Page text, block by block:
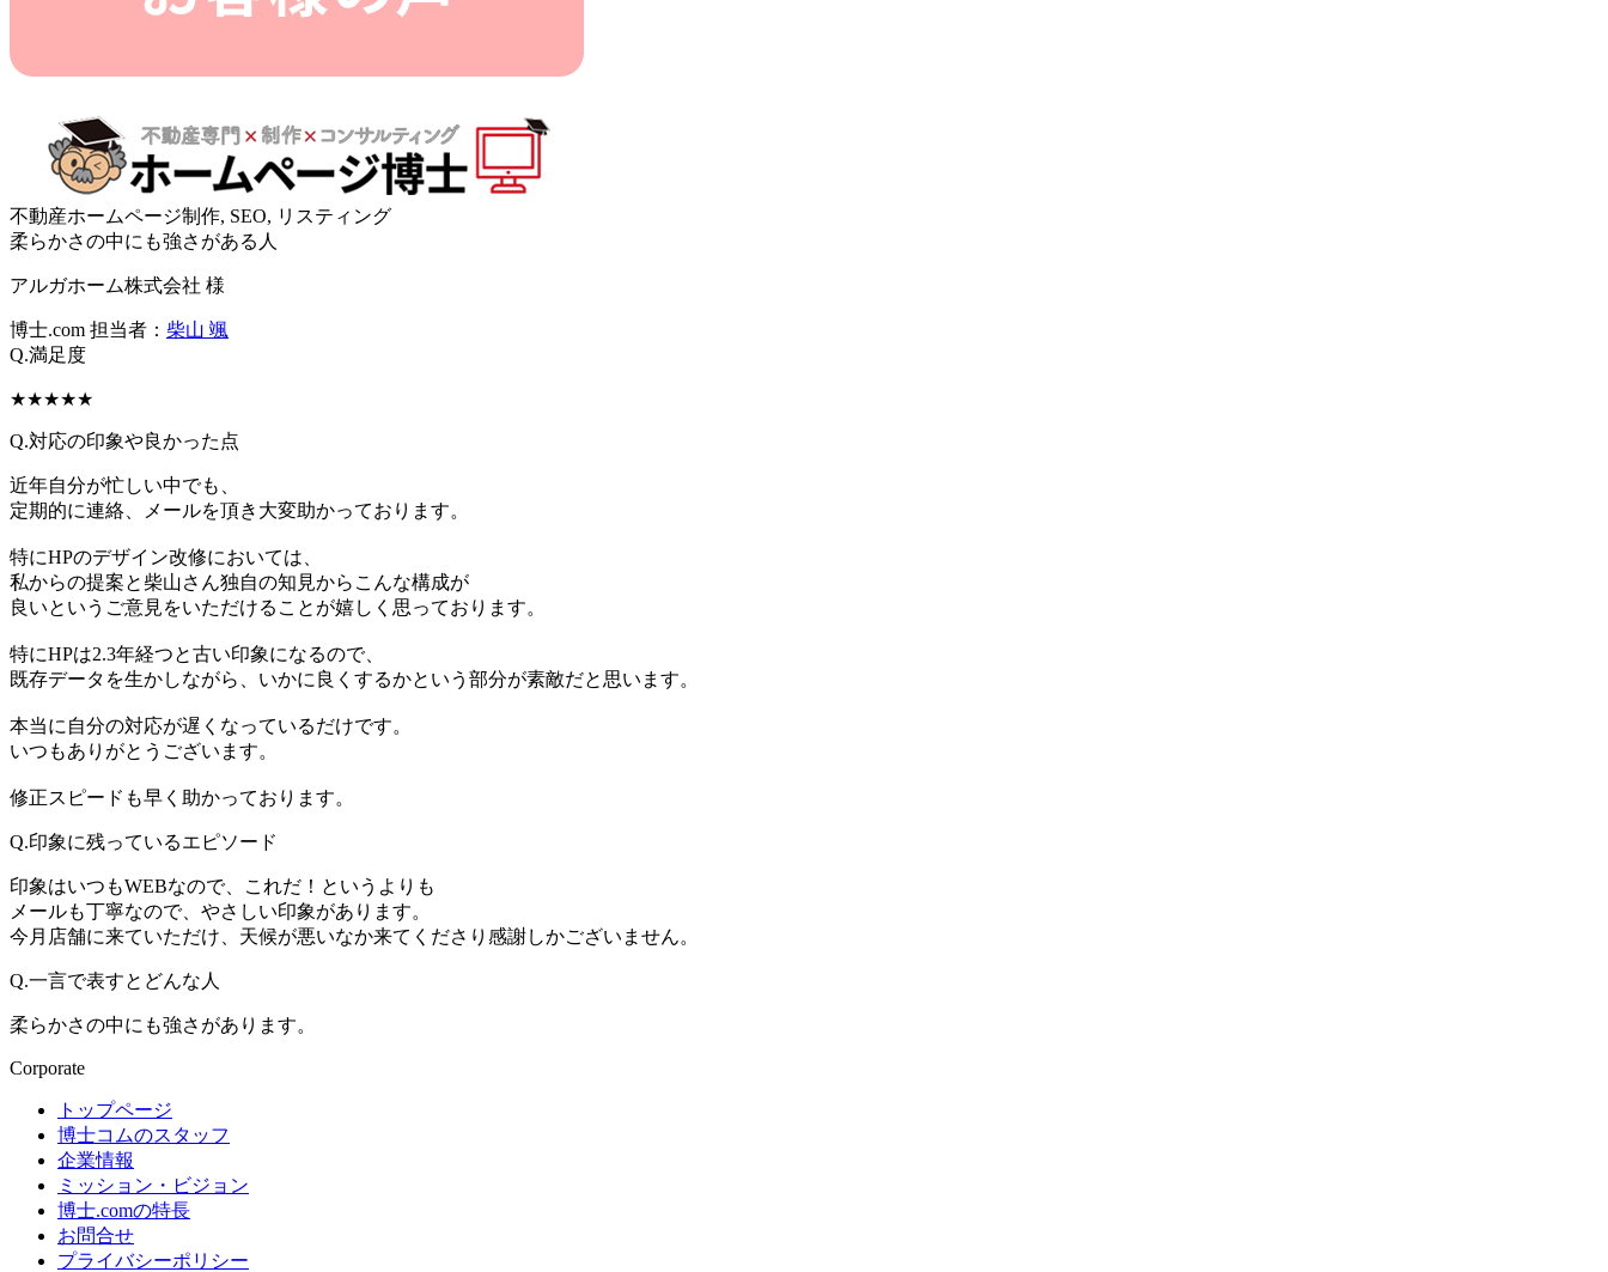
不動産ホームページ制作, SEO, リスティング
柔らかさの中にも強さがある人
アルガホーム株式会社 様
博士.com 担当者： 柴山 颯
Q.満足度
★★★★★
Q.対応の印象や良かった点
近年自分が忙しい中でも、
定期的に連絡、メールを頂き大変助かっております。
特にHPのデザイン改修においては、
私からの提案と柴山さん独自の知見からこんな構成が
良いというご意見をいただけることが嬉しく思っております。
特にHPは2.3年経つと古い印象になるので、
既存データを生かしながら、いかに良くするかという部分が素敵だと思います。
本当に自分の対応が遅くなっているだけです。
いつもありがとうございます。
修正スピードも早く助かっております。
Q.印象に残っているエピソード
印象はいつもWEBなので、これだ！というよりも
メールも丁寧なので、やさしい印象があります。
今月店舗に来ていただけ、天候が悪いなか来てくださり感謝しかございません。
Q.一言で表すとどんな人
柔らかさの中にも強さがあります。
Corporate
トップページ
博士コムのスタッフ
企業情報
ミッション・ビジョン
博士.comの特長
お問合せ
プライバシーポリシー